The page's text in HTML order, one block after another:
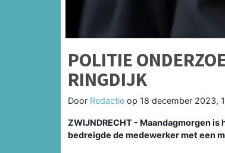
POLITIE
RINGDIJK
Door Redactie op 18 december 2023,
ZWIJNDRECHT - Maandagmorgen
bedreigde de medewerker met een